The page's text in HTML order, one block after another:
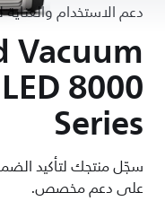
دعم الاستخدام
Vacuum
8000
Series
سجّل منتجك لتأكيد
على دعم مخصص.